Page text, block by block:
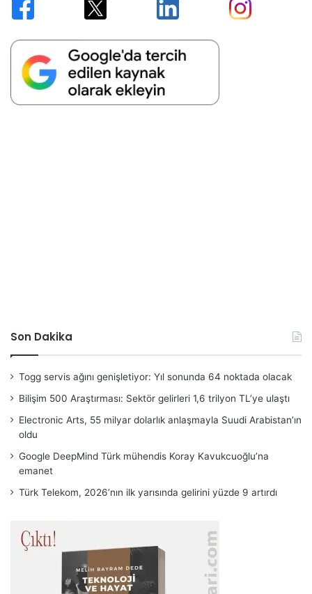
Son Dakika
Togg servis ağını genişletiyor: Yıl sonunda 64 noktada olacak
Bilişim 500 Araştırması: Sektör gelirleri 1,6 trilyon TL’ye ulaştı
Electronic Arts, 55 milyar dolarlık anlaşmayla Suudi Arabistan’ın
oldu
Google DeepMind Türk mühendis Koray Kavukcuoğlu’na
emanet
Türk Telekom, 2026’nın ilk yarısında gelirini yüzde 9 artırdı